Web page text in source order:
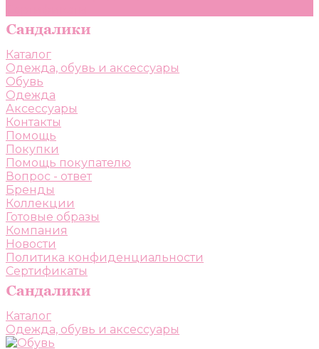
Каталог
Одежда, обувь и аксессуары
Обувь
Одежда
Аксессуары
Контакты
Помощь
Покупки
Помощь покупателю
Вопрос - ответ
Бренды
Коллекции
Готовые образы
Компания
Новости
Политика конфиденциальности
Сертификаты
Каталог
Одежда, обувь и аксессуары